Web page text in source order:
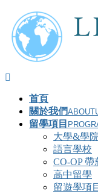
首頁
關於我們
留學項目
大學&學院
語言學校
CO-OP
高中留學
留遊學項